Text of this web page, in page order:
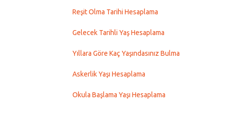
Reşit Olma Tarihi Hesaplama
Gelecek Tarihli Yaş Hesaplama
Yıllara Göre Kaç Yaşındasınız Bulma
Askerlik Yaşı Hesaplama
Okula Başlama Yaşı Hesaplama